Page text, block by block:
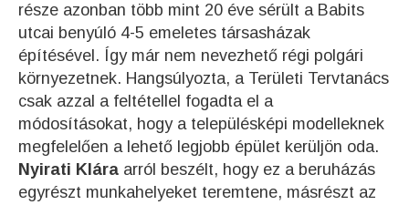
része azonban több mint 20 éve sérült a Babits
utcai benyúló 4-5 emeletes társasházak
építésével. Így már nem nevezhető régi polgári
környezetnek. Hangsúlyozta, a Területi Tervtanács
csak azzal a feltétellel fogadta el a
módosításokat, hogy a településképi modelleknek
megfelelően a lehető legjobb épület kerüljön oda.
Nyirati Klára arról beszélt, hogy ez a beruházás
egyrészt munkahelyeket teremtene, másrészt az